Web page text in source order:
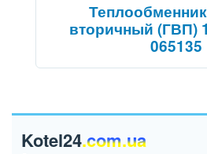
вторичный (ГВП)
065135
Kotel24.com.ua